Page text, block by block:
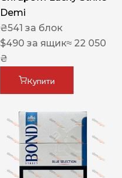
Demi
₴541 за блок
$490 за ящик≈ 22 050
₴
Купити